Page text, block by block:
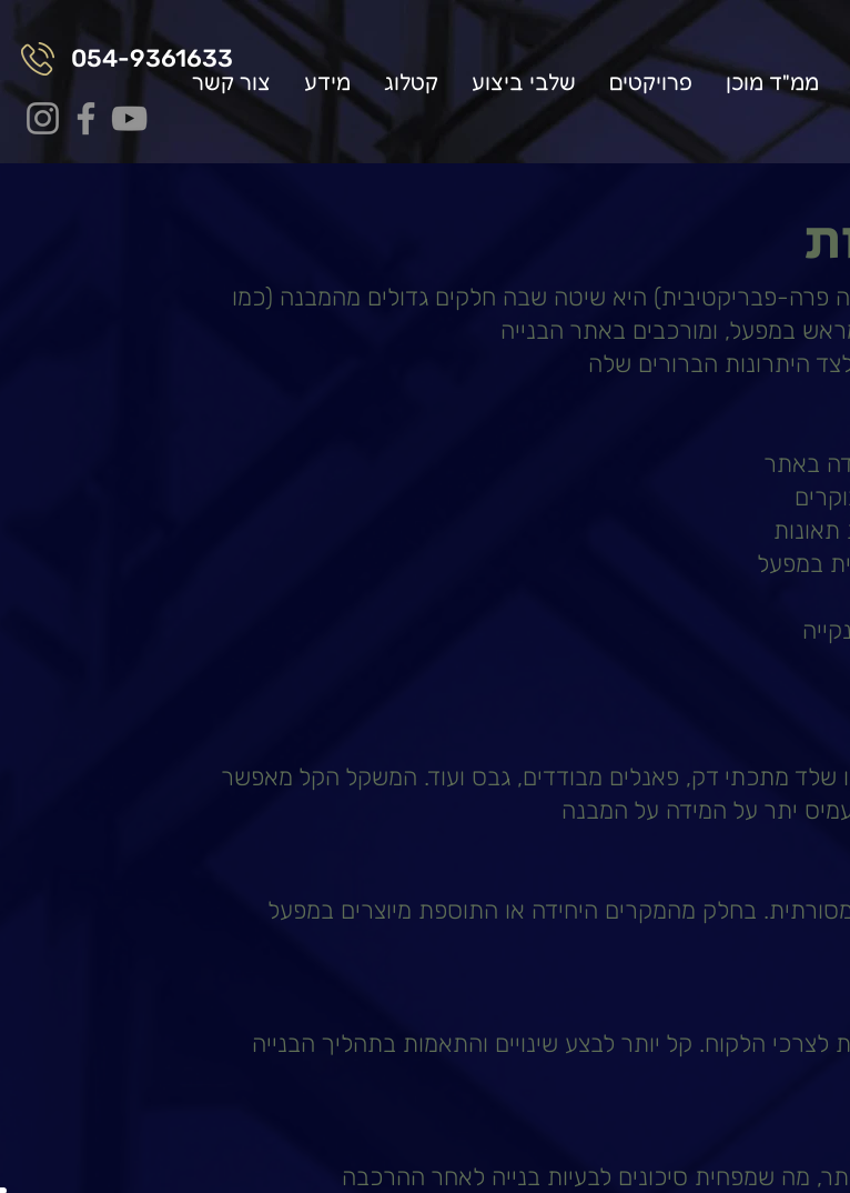
054-9361633
ממ"ד מוכן פרויקטים שלבי ביצוע קטלוג מידע צור קשר
פרה-פבריקטיבית) היא שיטה שבה חלקים גדולים מהמבנה (כמו
במפעל, ומורכבים באתר הבנייה
היתרונות הברורים שלה
באתר
במפעל
שלד מתכתי דק, פאנלים מבודדים, גבס ועוד. המשקל הקל מאפשר
יתר על המידה על המבנה
בחלק מהמקרים היחידה או התוספת מיוצרים במפעל
לצרכי הלקוח. קל יותר לבצע שינויים והתאמות בתהליך הבנייה
מה שמפחית סיכונים לבעיות בנייה לאחר ההרכבה